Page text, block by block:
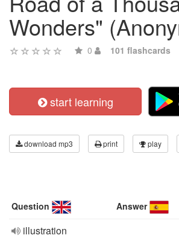
Wonders"
0 101 flashcards
start learning
download mp3 print play
Question Answer
illustration